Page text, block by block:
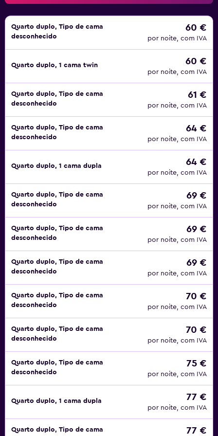
seus filhos. As comodidades deste quarto incluem acesso
Wi-Fi gratuito, televisão, telefone, casa de banho privativa
e ar condicionado. Os Quartos Económicos variam entre
quartos individuais, duplos, triplos e quádruplos, sendo
que todos eles estão equipado com uma secretária,
televisão, telefone e casa de banho privativa.
completo com ingredientes italianos. Também estão
disponíveis máquinas de venda automática no local. Os
restaurantes nas proximidades incluem uma pizzaria, a
Antica Trattoria Ambrosiana, a Trattoria California, o
Pegasus Sushi e o San Giorgio, entre muitos outros.
Vai encontrar sete estações de metro num raio de 3 km do
hotel. O aeroporto mais próximo é o Aeroporto de Linate
e fica a 10 km de distância.
Quarto duplo, Tipo de cama
desconhecido
60 €
por noite, com IVA
Quarto duplo, 1 cama twin 60 €
por noite, com IVA
Quarto duplo, Tipo de cama
desconhecido
61 €
por noite, com IVA
Quarto duplo, Tipo de cama
desconhecido
64 €
por noite, com IVA
Quarto duplo, 1 cama dupla 64 €
por noite, com IVA
Quarto duplo, Tipo de cama
desconhecido
69 €
por noite, com IVA
Quarto duplo, Tipo de cama
desconhecido
69 €
por noite, com IVA
Quarto duplo, Tipo de cama
desconhecido
69 €
por noite, com IVA
Quarto duplo, Tipo de cama
desconhecido
70 €
por noite, com IVA
Quarto duplo, Tipo de cama
desconhecido
70 €
por noite, com IVA
Quarto duplo, Tipo de cama
desconhecido
75 €
por noite, com IVA
Quarto duplo, 1 cama dupla 77 €
por noite, com IVA
Quarto duplo, Tipo de cama 77 €